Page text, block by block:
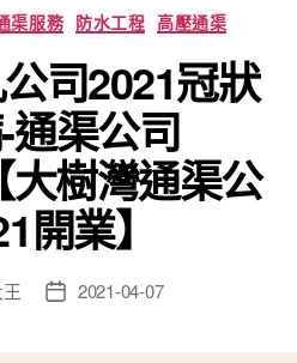
Categories
渠服務 防水工程 高壓通渠
司2021冠狀
通渠公司
大樹灣通渠公
開業】
Post2021-04-07